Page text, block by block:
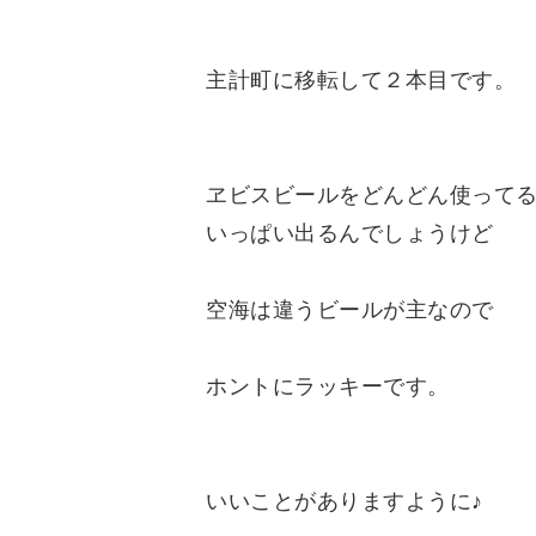
主計町に移転して２本目です。
ヱビスビールをどんどん使って
いっぱい出るんでしょうけど
空海は違うビールが主なので
ホントにラッキーです。
いいことがありますように♪